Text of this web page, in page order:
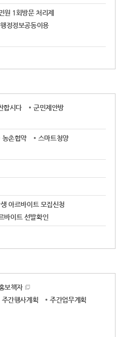
원 1회방문 처리제
행정정보공동이용
합시다
군민제안방
농촌협약
스마트청양
아르바이트 모집신청
바이트 선발확인
보책자
주간행사계획
주간업무계획